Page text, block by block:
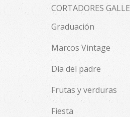
CORTADORES
Graduación
Marcos Vintage
Día del padre
Frutas y verduras
Fiesta